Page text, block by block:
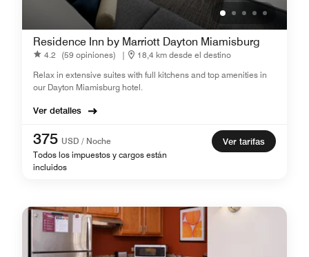
Residence Inn by Marriott Dayton Miamisburg
4.2 (59 opiniones) |
18,4 km desde el destino
Relax in extensive suites with full kitchens and top amenities in
our Dayton Miamisburg hotel.
Ver detalles
375 USD / Noche
Todos los impuestos y cargos están
incluidos
Ver tarifas